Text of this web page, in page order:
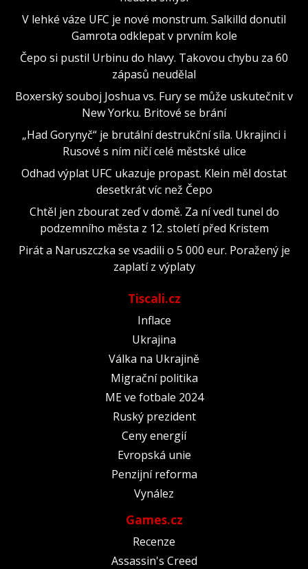
V lehké váze UFC je nové monstrum. Salkilld donutil
Gamrota odklepat v prvním kole
Čepo si pustil Urbinu do hlavy. Takovou chybu za 60
zápasů neudělal
Boxerský souboj Joshua vs. Fury se může uskutečnit v
New Yorku. Britové se brání
„Had Gorynyč“ je brutální destrukční síla. Ukrajinci i
Rusové s ním ničí celé městské ulice
Odhad výplat UFC ukazuje propast. Klein měl dostat
desetkrát víc než Čepo
Chtěl jen zbourat zeď v domě. Za ní vedl tunel do
podzemního města z 12. století před Kristem
Pirát a Naruszczka se vsadili o 5 000 eur. Poražený je
zaplatí z výplaty
Tiscali.cz
Inflace
Ukrajina
Válka na Ukrajině
Migrační politika
ME ve fotbale 2024
Ruský prezident
Ceny energií
Evropská unie
Penzijní reforma
Vynález
Games.cz
Recenze
Assassin's Creed